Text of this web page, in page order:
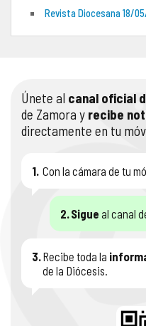
Revista Diocesana 18/
Únete al canal oficial
de Zamora y recibe
directamente en tu
1. Con la cámara de tu
2.Sigue al canal
3.Recibe toda la
de la Diócesis.
PORTAL DE TRANSPARENCIA
RENDICIÓN CUENTAS
PREGUNTAS FRECUENTES
APOSTOLADO SEGLAR
VIDA CONSAGRADA
AUDIOS